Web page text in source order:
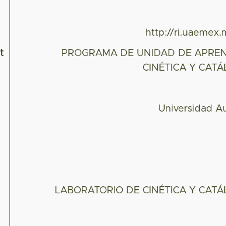
http://
PROGRAMA DE UNIDAD DE
CINÉTICA Y
Universidad
LABORATORIO DE CINÉTICA Y